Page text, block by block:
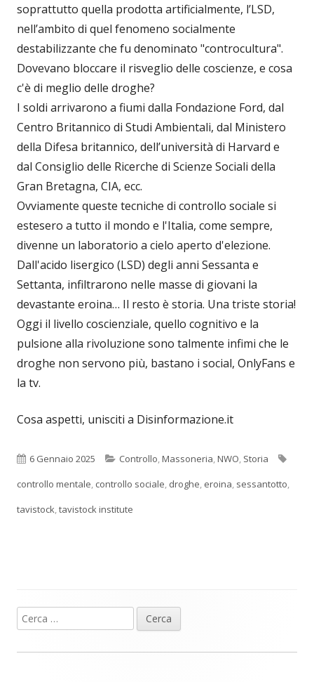
soprattutto quella prodotta artificialmente, l’LSD,
nell’ambito di quel fenomeno socialmente
destabilizzante che fu denominato "controcultura".
Dovevano bloccare il risveglio delle coscienze, e cosa
c'è di meglio delle droghe?
I soldi arrivarono a fiumi dalla Fondazione Ford, dal
Centro Britannico di Studi Ambientali, dal Ministero
della Difesa britannico, dell’università di Harvard e
dal Consiglio delle Ricerche di Scienze Sociali della
Gran Bretagna, CIA, ecc.
Ovviamente queste tecniche di controllo sociale si
estesero a tutto il mondo e l'Italia, come sempre,
divenne un laboratorio a cielo aperto d'elezione.
Dall'acido lisergico (LSD) degli anni Sessanta e
Settanta, infiltrarono nelle masse di giovani la
devastante eroina… Il resto è storia. Una triste storia!
Oggi il livello coscienziale, quello cognitivo e la
pulsione alla rivoluzione sono talmente infimi che le
droghe non servono più, bastano i social, OnlyFans e
la tv.
Cosa aspetti, unisciti a Disinformazione.it
Pubblicato
6 Gennaio 2025 Categorie
Controllo,Massoneria,NWO, Storia
controllo mentale, controllo sociale, droghe, eroina, sessantotto,
tavistock,tavistock institute
Barra
laterale
Ricerca
per: